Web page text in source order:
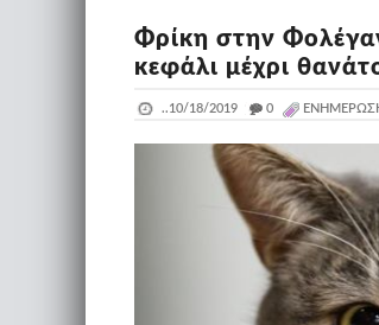
Φρίκη στην
κεφάλι μέχρι
..10/18/2019 _ 0